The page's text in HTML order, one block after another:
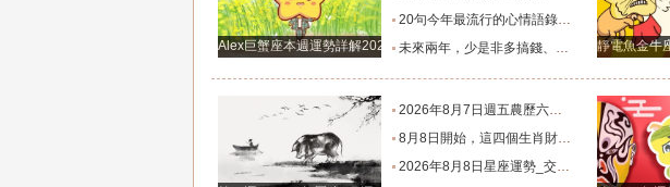
Alex巨蟹座本週運勢詳解2024.12.23-12.29
20句今年最流行的心情語錄，句句正能量，說到心坎上了_夢想_繁星點點_人生
未來兩年，少是非多搞錢、財富悄悄暴漲的四大星座！衣食無憂_防範_全是坑_財運
靜電魚金牛
2026年8月7日週五農歷六月廿五好運生肖排名榜。_工作_池池_感情
8月8日開始，這四個生肖財運穩步上行，財路全程暢通收獲滿堂吉祥財富_財氣_龍人
2026年8月8日星座運勢_交易_管理_合作